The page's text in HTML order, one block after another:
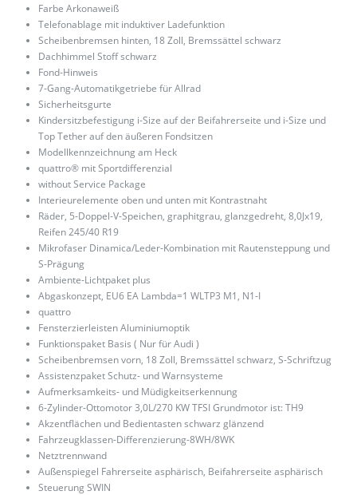
Farbe Arkonaweiß
Telefonablage mit induktiver Ladefunktion
Scheibenbremsen hinten, 18 Zoll, Bremssättel schwarz
Dachhimmel Stoff schwarz
Fond-Hinweis
7-Gang-Automatikgetriebe für Allrad
Sicherheitsgurte
Kindersitzbefestigung i-Size auf der Beifahrerseite und i-Size und
Top Tether auf den äußeren Fondsitzen
Modellkennzeichnung am Heck
quattro® mit Sportdifferenzial
without Service Package
Interieurelemente oben und unten mit Kontrastnaht
Räder, 5-Doppel-V-Speichen, graphitgrau, glanzgedreht, 8,0Jx19,
Reifen 245/40 R19
Mikrofaser Dinamica/Leder-Kombination mit Rautensteppung und
S-Prägung
Ambiente-Lichtpaket plus
Abgaskonzept, EU6 EA Lambda=1 WLTP3 M1, N1-I
quattro
Fensterzierleisten Aluminiumoptik
Funktionspaket Basis ( Nur für Audi )
Scheibenbremsen vorn, 18 Zoll, Bremssättel schwarz, S-Schriftzug
Assistenzpaket Schutz- und Warnsysteme
Aufmerksamkeits- und Müdigkeitserkennung
6-Zylinder-Ottomotor 3,0L/270 KW TFSI Grundmotor ist: TH9
Akzentflächen und Bedientasten schwarz glänzend
Fahrzeugklassen-Differenzierung-8WH/8WK
Netztrennwand
Außenspiegel Fahrerseite asphärisch, Beifahrerseite asphärisch
Steuerung SWIN